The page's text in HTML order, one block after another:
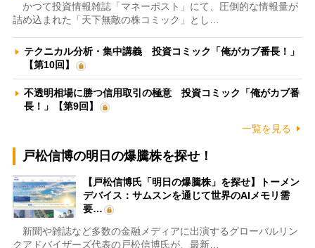
かつて投資情報雑誌「マネーポスト」にて、圧倒的な情報量が
詰め込まれた「天下無敵の株コミック」とし…
テクニカル分析・集中講義 投資コミック「俺がカブ番長！」
【第10回】
不透明相場に勝つ信用取引の極意 投資コミック「俺がカブ番
長！」【第9回】
一覧を見る
戸松信博の明日の爆騰株を探せ！
【戸松信博氏「明日の爆騰株」を探せ】トーメン
デバイス：サムスンを通じて世界のAIメモリ需
要…
新聞や雑誌など多数の金融メディアに出演するグローバルリン
クアドバイザーズ代表の戸松信博氏が、最新…